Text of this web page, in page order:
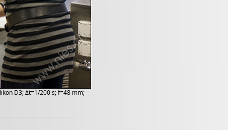
D3; Δt=1/200 s; f=48 mm;